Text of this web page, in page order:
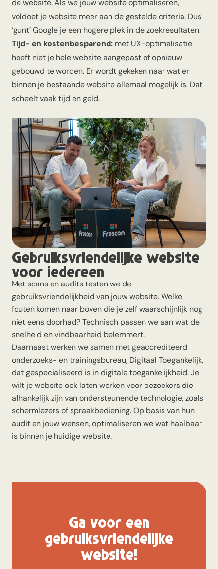
de website. Als we jouw website optimaliseren,
voldoet je website meer aan de gestelde criteria. Dus
‘gunt’ Google je een hogere plek in de zoekresultaten.
Tijd- en kostenbesparend: met UX-optimalisatie
hoeft niet je hele website aangepast of opnieuw
gebouwd te worden. Er wordt gekeken naar wat er
binnen je bestaande website allemaal mogelijk is. Dat
scheelt vaak tijd en geld.
Gebruiksvriendelijke website
voor iedereen
Met scans en audits testen we de
gebruiksvriendelijkheid van jouw website. Welke
fouten komen naar boven die je zelf waarschijnlijk nog
niet eens doorhad? Technisch passen we aan wat de
snelheid en vindbaarheid belemmert.
Daarnaast werken we samen met geaccrediteerd
onderzoeks- en trainingsbureau, Digitaal Toegankelijk,
dat gespecialiseerd is in digitale toegankelijkheid. Je
wilt je website ook laten werken voor bezoekers die
afhankelijk zijn van ondersteunende technologie, zoals
schermlezers of spraakbediening. Op basis van hun
audit en jouw wensen, optimaliseren we wat haalbaar
is binnen je huidige website.
Ga voor een
gebruiksvriendelijke
website!